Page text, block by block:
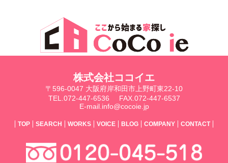
株式会社ココイエ
〒596-0047 大阪府岸和田市上野町東22-10
TEL.072-447-6536
FAX.072-447-6537
E-mail.info@cocoie.jp
TOP SEARCH WORKS VOICE BLOG COMPANY CONTACT